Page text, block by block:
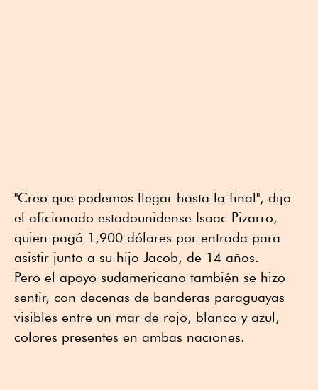
"Creo que podemos llegar hasta la final", dijo
el aficionado estadounidense Isaac Pizarro,
quien pagó 1,900 dólares por entrada para
asistir junto a su hijo Jacob, de 14 años.
Pero el apoyo sudamericano también se hizo
sentir, con decenas de banderas paraguayas
visibles entre un mar de rojo, blanco y azul,
colores presentes en ambas naciones.